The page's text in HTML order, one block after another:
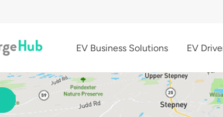
EV Business Solutions EV